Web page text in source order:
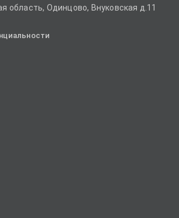
область, Одинцово, Внуковская д.11